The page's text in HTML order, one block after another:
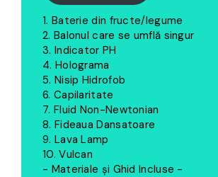
1. Baterie din fructe/legume
2. Balonul care se umflă singur
3. Indicator PH
4. Holograma
5. Nisip Hidrofob
6. Capilaritate
7. Fluid Non-Newtonian
8. Fideaua Dansatoare
9. Lava Lamp
10. Vulcan
- Materiale și Ghid Incluse -